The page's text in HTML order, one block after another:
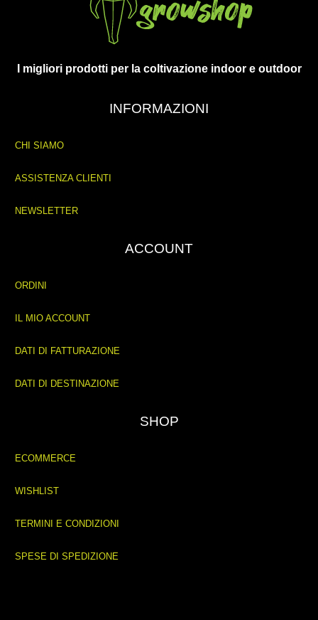
I migliori prodotti per la coltivazione indoor e outdoor
INFORMAZIONI
CHI SIAMO
ASSISTENZA CLIENTI
NEWSLETTER
ACCOUNT
ORDINI
IL MIO ACCOUNT
DATI DI FATTURAZIONE
DATI DI DESTINAZIONE
SHOP
ECOMMERCE
WISHLIST
TERMINI E CONDIZIONI
SPESE DI SPEDIZIONE